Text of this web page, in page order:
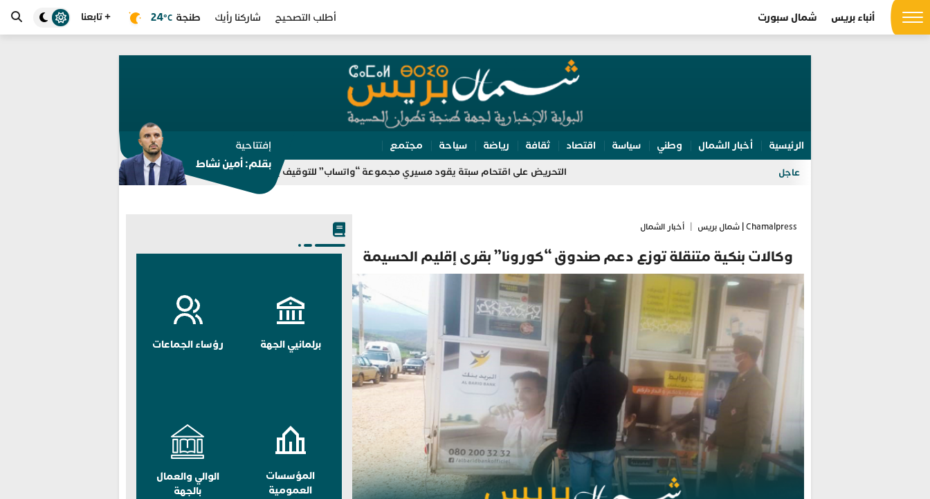
أنباء بريس شمال سبورت أطلب التصحيح شاركنا رأيك طنجة 24 °C + تابعنا
الرئيسية أخبار الشمال وطني سياسة اقتصاد ثقافة رياضة سياحة مجتمع
عاجل انطلاق خدمة “سيارة أمان” و “مدار ” بطنجة.. نقلة نوعية التحريض على اقتحام سبتة يقود مسيري مجموعة “واتساب” للتوقيف بالفنيدق وتطوان
إفتتاحية
بقلم: أمين نشاط
Chamalpress | شمال بريس أخبار الشمال
وكالات بنكية متنقلة توزع دعم صندوق “كورونا” بقرى إقليم الحسيمة
برلمانيي الجهة رؤساء الجماعات
المؤسسات
العمومية
الوالي والعمال
بالجهة